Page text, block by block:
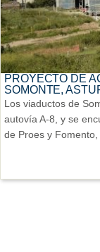
PROYECTO DE
SOMONTE,
Los viaductos de
autovía A-8, y se
de Proes y Fomento,